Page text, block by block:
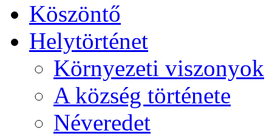
Köszöntő
Helytörténet
Környezeti viszonyok
A község története
Néveredet